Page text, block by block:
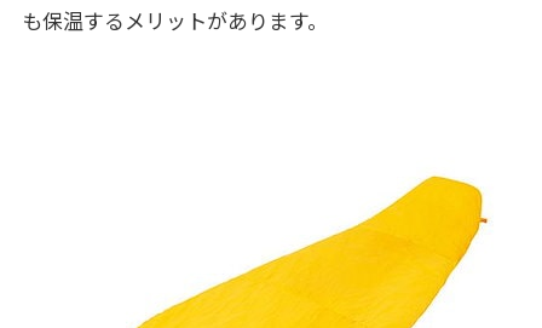
も保温するメリットがあります。